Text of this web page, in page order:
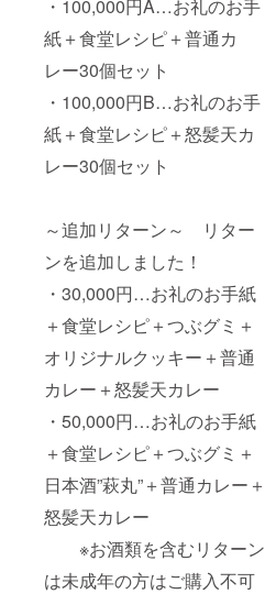
・100,000円A…お礼のお手
紙＋食堂レシピ＋普通カ
レー30個セット
・100,000円B…お礼のお手
紙＋食堂レシピ＋怒髪天カ
レー30個セット
～追加リターン～ リター
ンを追加しました！
・30,000円…お礼のお手紙
＋食堂レシピ＋つぶグミ＋
オリジナルクッキー＋普通
カレー＋怒髪天カレー
・50,000円…お礼のお手紙
＋食堂レシピ＋つぶグミ＋
日本酒”萩丸”＋普通カレー＋
怒髪天カレー
※お酒類を含むリターン
は未成年の方はご購入不可